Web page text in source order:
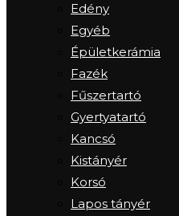
Edény
Egyéb
Épületkerámia
Fazék
Fűszertartó
Gyertyatartó
Kancsó
Kistányér
Korsó
Lapos tányér